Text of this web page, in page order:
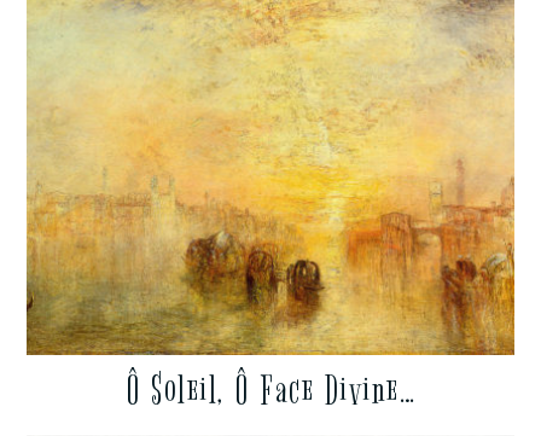
Ô Soleil, Ô Face Divine…